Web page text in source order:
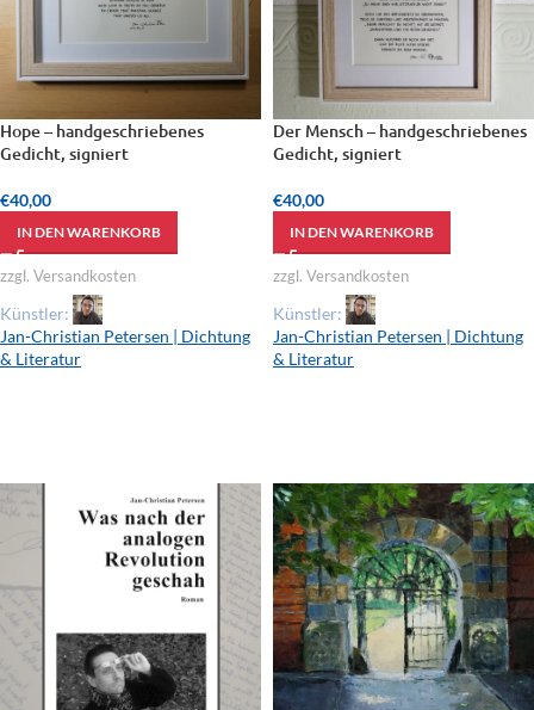
Hope – handgeschriebenes
Gedicht, signiert
€40,00
IN DEN WARENKORB
zzgl. Versandkosten
Künstler:
Jan-Christian Petersen | Dichtung
& Literatur
Der Mensch – handgeschriebenes
Gedicht, signiert
€40,00
IN DEN WARENKORB
zzgl. Versandkosten
Künstler:
Jan-Christian Petersen | Dichtung
& Literatur